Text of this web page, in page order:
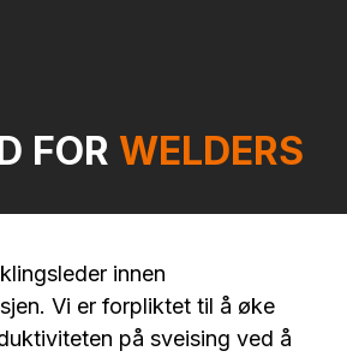
FOR WELDERS
innen
Vi er forpliktet til å øke
på sveising ved å